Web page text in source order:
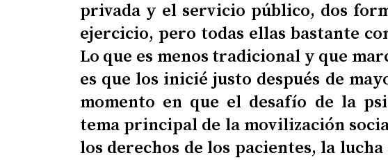
privada y el servicio público, dos
ejercicio, pero todas ellas bastante
Lo que es menos tradicional y que
es que los inicié justo después de
momento en que el desafío de la
tema principal de la movilización
los derechos de los pacientes, la